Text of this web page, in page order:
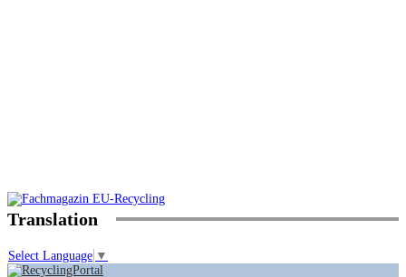
Translation
Select Language ▼